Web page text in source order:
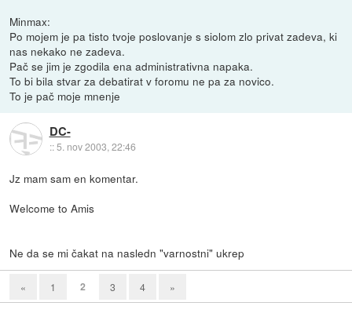
Minmax:
Po mojem je pa tisto tvoje poslovanje s siolom zlo privat zadeva, ki
nas nekako ne zadeva.
Pač se jim je zgodila ena administrativna napaka.
To bi bila stvar za debatirat v foromu ne pa za novico.
To je pač moje mnenje
DC-
::5. nov 2003, 22:46
Jz mam sam en komentar.
Welcome to Amis
Ne da se mi čakat na nasledn "varnostni" ukrep
« 1 2 3 4 »